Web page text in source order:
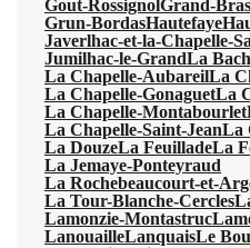
Gout-RossignolGrand-
Grun-BordasHautefaye
Javerlhac-et-la-Chapelle-
Jumilhac-le-GrandLa
La Chapelle-AubareilLa
La Chapelle-GonaguetLa
La Chapelle-Montabourlet
La Chapelle-Saint-JeanLa
La DouzeLa FeuilladeLa
La Jemaye-Ponteyraud
La Rochebeaucourt-et-
La Tour-Blanche-Cercles
Lamonzie-Montastruc
LanouailleLanquaisLe